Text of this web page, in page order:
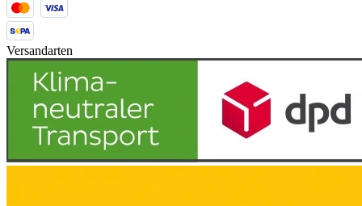
Versandarten